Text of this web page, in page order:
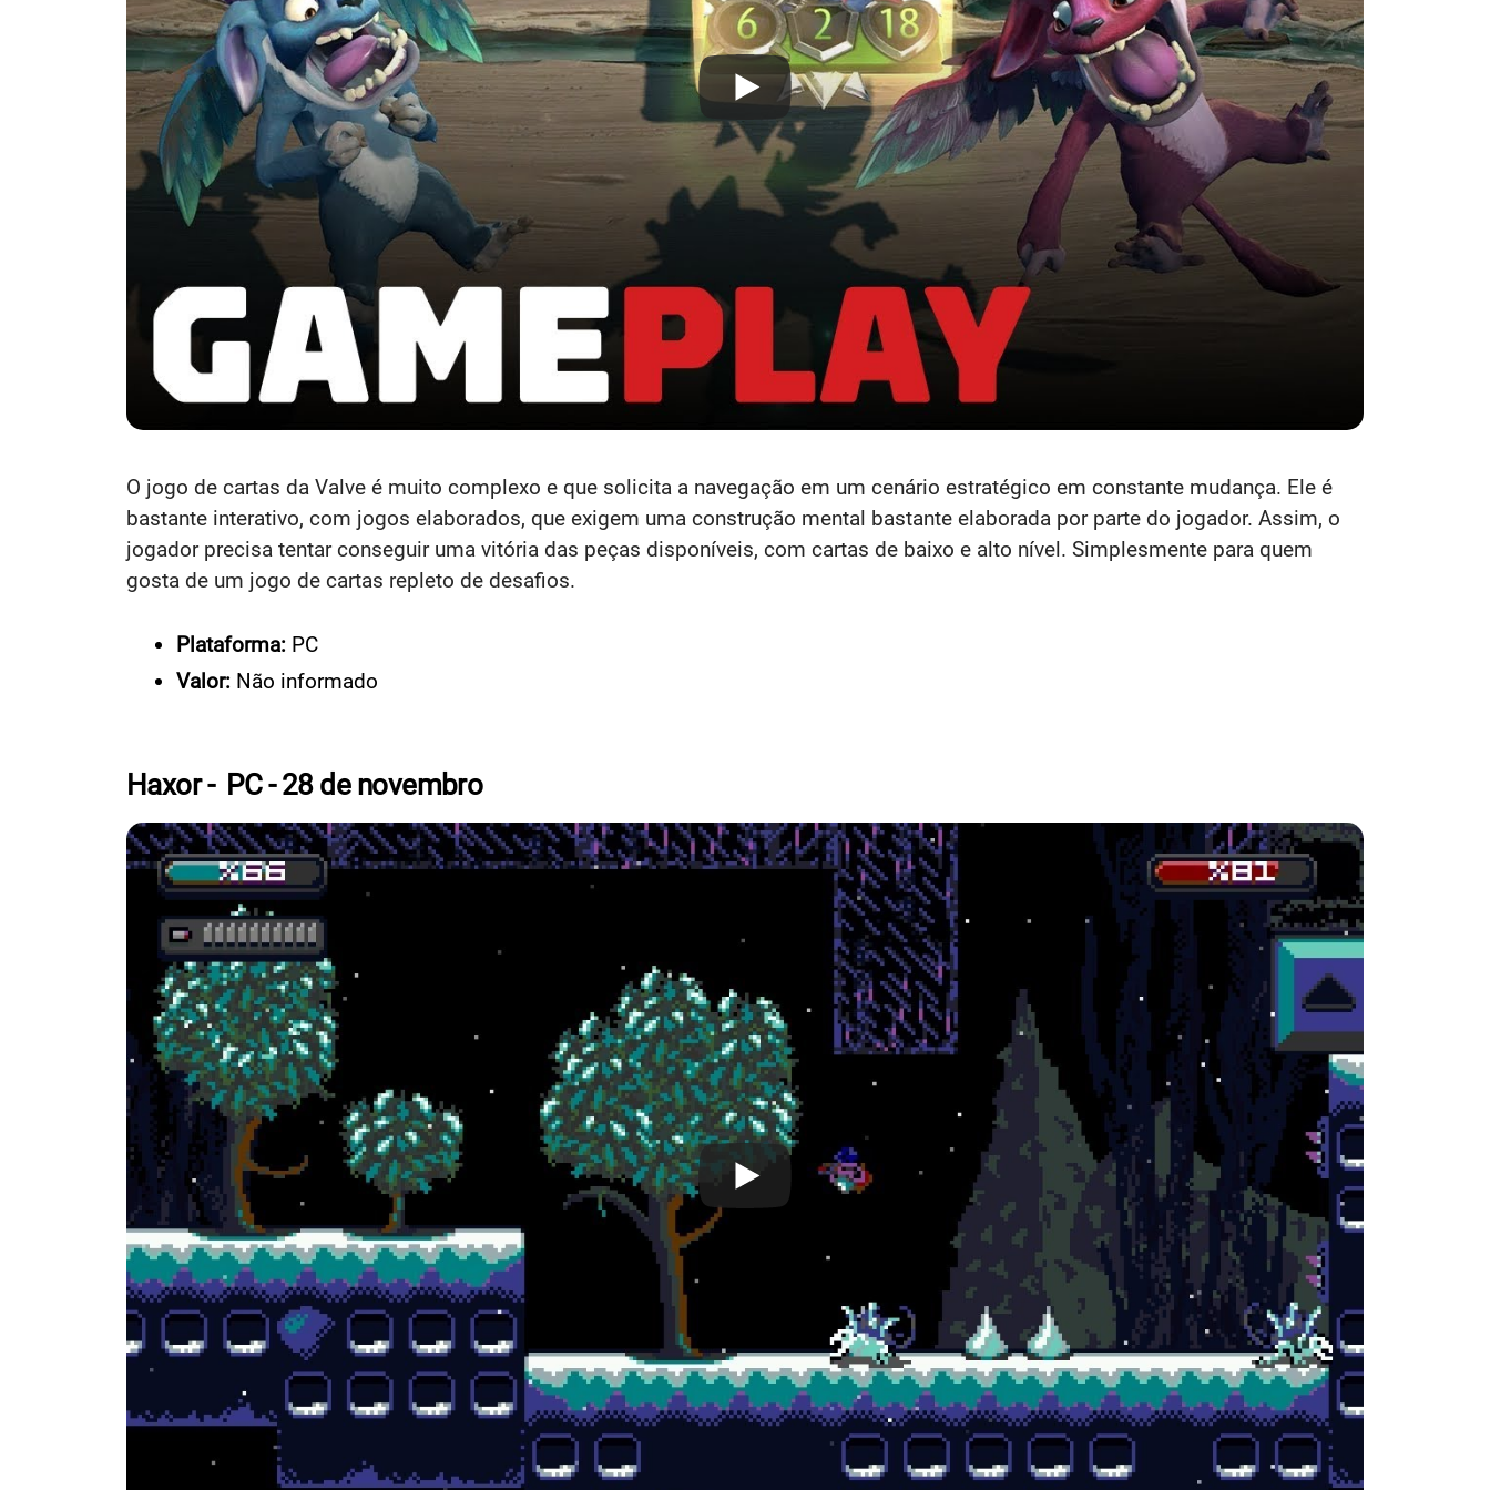
O jogo de cartas da Valve é muito complexo e que solicita a navegação em um cenário estratégico em constante mudança. Ele é
bastante interativo, com jogos elaborados, que exigem uma construção mental bastante elaborada por parte do jogador. Assim, o
jogador precisa tentar conseguir uma vitória das peças disponíveis, com cartas de baixo e alto nível. Simplesmente para quem
gosta de um jogo de cartas repleto de desafios.
Plataforma: PC
Valor: Não informado
Haxor - PC - 28 de novembro